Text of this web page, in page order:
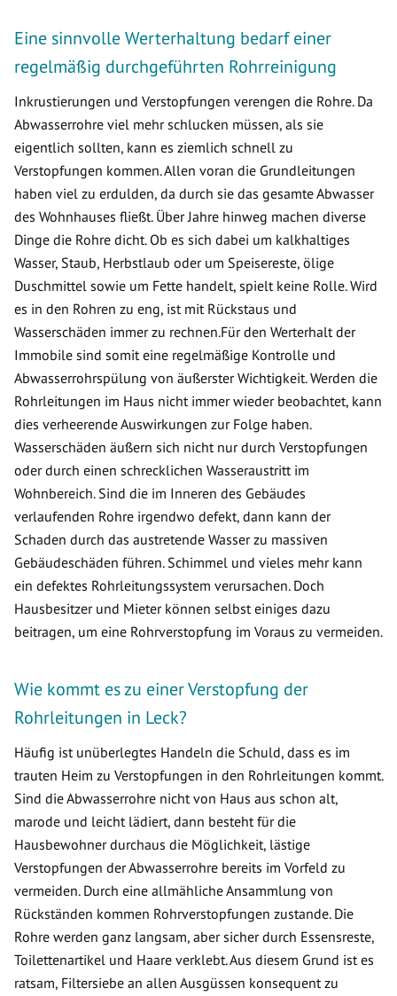
Eine sinnvolle Werterhaltung bedarf einer
regelmäßig durchgeführten Rohrreinigung
Inkrustierungen und Verstopfungen verengen die Rohre. Da
Abwasserrohre viel mehr schlucken müssen, als sie
eigentlich sollten, kann es ziemlich schnell zu
Verstopfungen kommen. Allen voran die Grundleitungen
haben viel zu erdulden, da durch sie das gesamte Abwasser
des Wohnhauses fließt. Über Jahre hinweg machen diverse
Dinge die Rohre dicht. Ob es sich dabei um kalkhaltiges
Wasser, Staub, Herbstlaub oder um Speisereste, ölige
Duschmittel sowie um Fette handelt, spielt keine Rolle. Wird
es in den Rohren zu eng, ist mit Rückstaus und
Wasserschäden immer zu rechnen.Für den Werterhalt der
Immobile sind somit eine regelmäßige Kontrolle und
Abwasserrohrspülung von äußerster Wichtigkeit. Werden die
Rohrleitungen im Haus nicht immer wieder beobachtet, kann
dies verheerende Auswirkungen zur Folge haben.
Wasserschäden äußern sich nicht nur durch Verstopfungen
oder durch einen schrecklichen Wasseraustritt im
Wohnbereich. Sind die im Inneren des Gebäudes
verlaufenden Rohre irgendwo defekt, dann kann der
Schaden durch das austretende Wasser zu massiven
Gebäudeschäden führen. Schimmel und vieles mehr kann
ein defektes Rohrleitungssystem verursachen. Doch
Hausbesitzer und Mieter können selbst einiges dazu
beitragen, um eine Rohrverstopfung im Voraus zu vermeiden.
Wie kommt es zu einer Verstopfung der
Rohrleitungen in Leck?
Häufig ist unüberlegtes Handeln die Schuld, dass es im
trauten Heim zu Verstopfungen in den Rohrleitungen kommt.
Sind die Abwasserrohre nicht von Haus aus schon alt,
marode und leicht lädiert, dann besteht für die
Hausbewohner durchaus die Möglichkeit, lästige
Verstopfungen der Abwasserrohre bereits im Vorfeld zu
vermeiden. Durch eine allmähliche Ansammlung von
Rückständen kommen Rohrverstopfungen zustande. Die
Rohre werden ganz langsam, aber sicher durch Essensreste,
Toilettenartikel und Haare verklebt. Aus diesem Grund ist es
ratsam, Filtersiebe an allen Ausgüssen konsequent zu